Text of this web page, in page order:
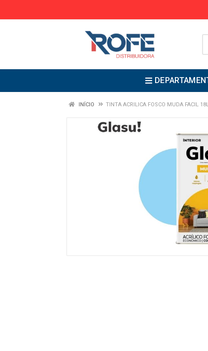
INÍCIO TINTA ACRILICA FOSCO MUDA FACIL